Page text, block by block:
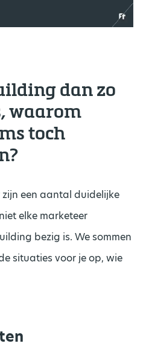
dan zo
waarom
toch
een aantal duidelijke
elke marketeer
bezig is. We sommen
situaties voor je op, wie